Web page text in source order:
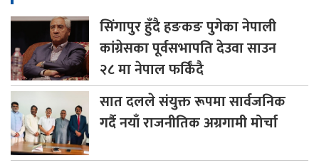
सिंगापुरहुँदै हङकङ पुगेका नेपाली
कांग्रेसका पूर्वसभापति देउवा साउन
२८ मा नेपाल फर्किँदै
सातदलले संयुक्त रूपमा सार्वजनिक
गर्दै नयाँ राजनीतिक अग्रगामी मोर्चा